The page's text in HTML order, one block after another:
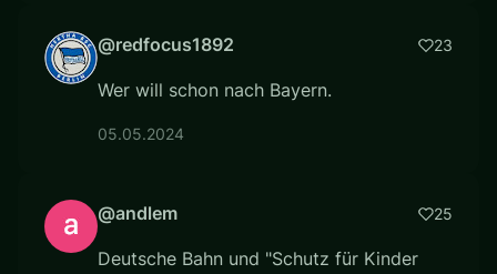
@redfocus1892 23
Wer will schon nach Bayern.
05.05.2024
@andlem 25
Deutsche Bahn und "Schutz für Kinder